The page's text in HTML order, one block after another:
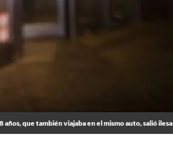
años, que también viajaba en el mismo auto, salió ilesa